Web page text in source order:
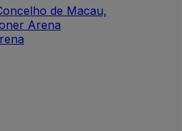
de Macau,
Arena